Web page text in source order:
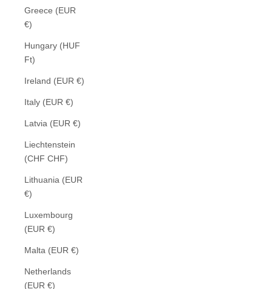
Greece (EUR
€)
Hungary (HUF
Ft)
Ireland (EUR €)
Italy (EUR €)
Latvia (EUR €)
Liechtenstein
(CHF CHF)
Lithuania (EUR
€)
Luxembourg
(EUR €)
Malta (EUR €)
Netherlands
(EUR €)